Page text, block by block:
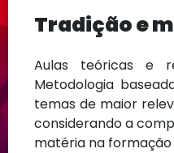
Tradição e
Aulas teóricas e
Metodologia
temas de maior
considerando a
matéria na formação